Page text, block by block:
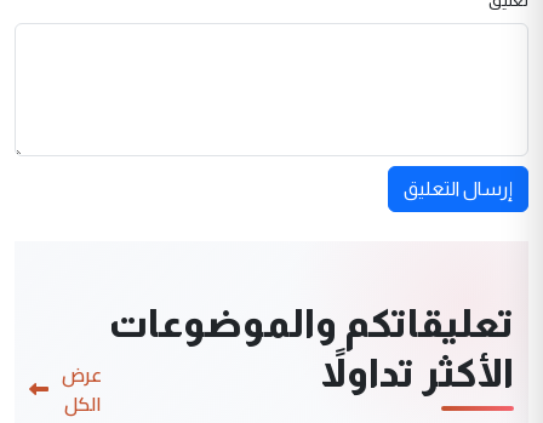
إرسال التعليق
تعليقاتكم والموضوعات
الأكثر تداولاً
عرض
الكل